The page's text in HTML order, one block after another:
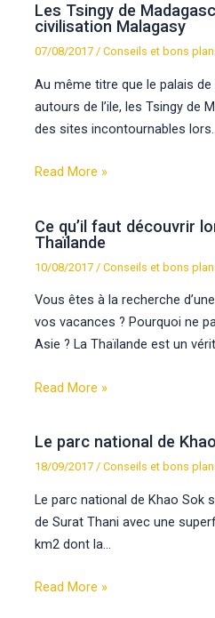
Les Tsingy de
civilisation Malagasy
07/08/2017/Conseils et bons
Au même titre que le palais
autours de l’ile, les Tsingy de
des sites incontournables
Read More »
Ce qu’il faut découvrir
Thaïlande
10/08/2017 /Conseils et bons
Vous êtes à la recherche
vos vacances ? Pourquoi ne
Asie ? La Thaïlande est un
Read More »
Le parc national de
18/09/2017/Conseils et bons
Le parc national de Khao Sok
de Surat Thani avec une
km2 dont la…
Read More »